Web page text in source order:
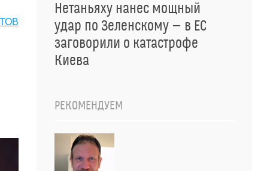
Нетаньяху нанес мощный
удар по Зеленскому — в ЕС
заговорили о катастрофе
Киева
РЕКОМЕНДУЕМ